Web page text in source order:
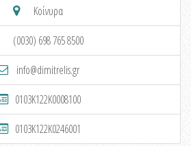
Κοίνυρα
(0030) 698 765 8500
info@dimitrelis.gr
0103K122K0008100
0103K122K0246001